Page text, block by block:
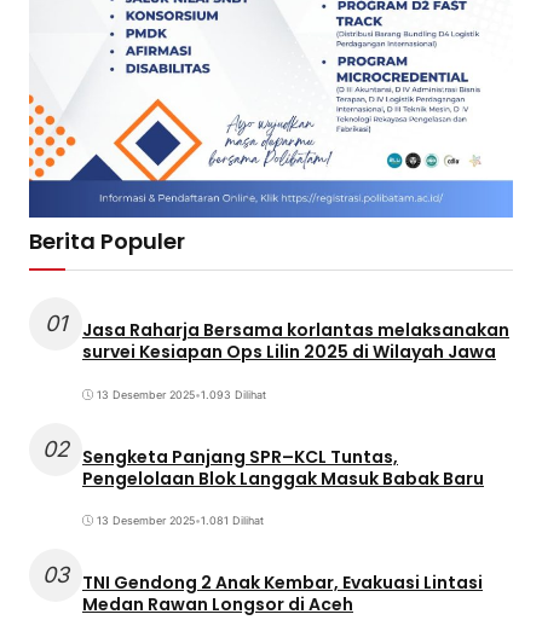
Berita Populer
01
Jasa Raharja Bersama korlantas melaksanakan
survei Kesiapan Ops Lilin 2025 di Wilayah Jawa
13 Desember 2025•1.093 Dilihat
02 Sengketa Panjang SPR–KCL Tuntas,
Pengelolaan Blok Langgak Masuk Babak Baru
13 Desember 2025•1.081 Dilihat
03 TNI Gendong 2 Anak Kembar, Evakuasi Lintasi
Medan Rawan Longsor di Aceh